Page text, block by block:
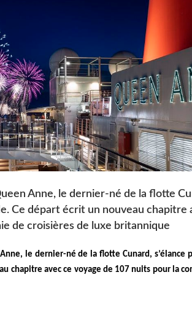
Anne, le dernier-né de la flotte
Ce départ écrit un nouveau chapitre
de croisières de luxe britannique
le dernier-né de la flotte Cunard, s’élance
chapitre avec ce voyage de 107 nuits pour la